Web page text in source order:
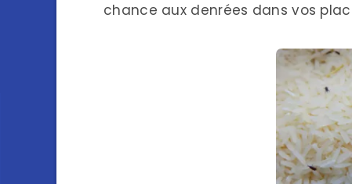
chance aux denrées dans vos